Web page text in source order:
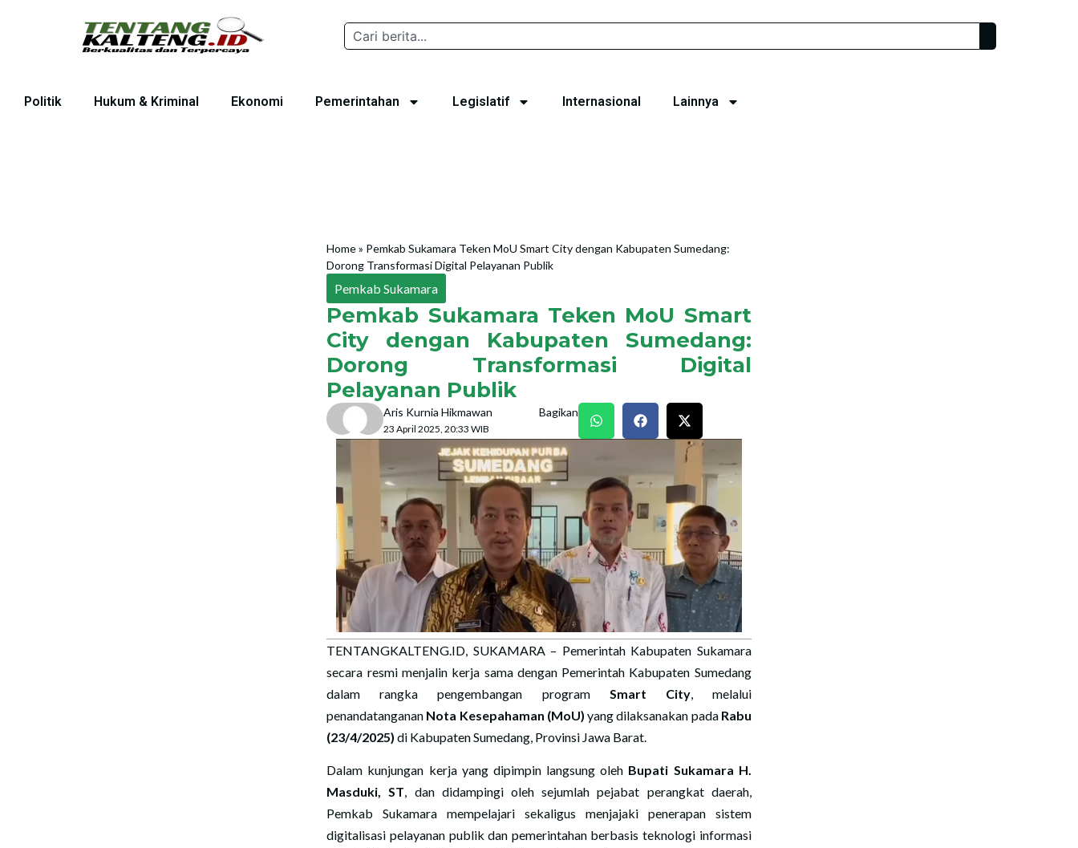
Politik Hukum & Kriminal Ekonomi Pemerintahan Legislatif Internasional Lainnya
Home» Pemkab Sukamara Teken MoU Smart City dengan Kabupaten Sumedang:
Dorong Transformasi Digital Pelayanan Publik
Pemkab Sukamara
Pemkab Sukamara Teken MoU Smart
City dengan Kabupaten Sumedang:
Dorong Transformasi Digital
Pelayanan Publik
Aris Kurnia Hikmawan
23 April 2025, 20:33 WIB
Bagikan
TENTANGKALTENG.ID, SUKAMARA – Pemerintah Kabupaten Sukamara
secara resmi menjalin kerja sama dengan Pemerintah Kabupaten Sumedang
dalam rangka pengembangan program Smart City, melalui
penandatanganan Nota Kesepahaman (MoU) yang dilaksanakan pada Rabu
(23/4/2025) di Kabupaten Sumedang, Provinsi Jawa Barat.
Dalam kunjungan kerja yang dipimpin langsung oleh Bupati Sukamara H.
Masduki, ST, dan didampingi oleh sejumlah pejabat perangkat daerah,
Pemkab Sukamara mempelajari sekaligus menjajaki penerapan sistem
digitalisasi pelayanan publik dan pemerintahan berbasis teknologi informasi